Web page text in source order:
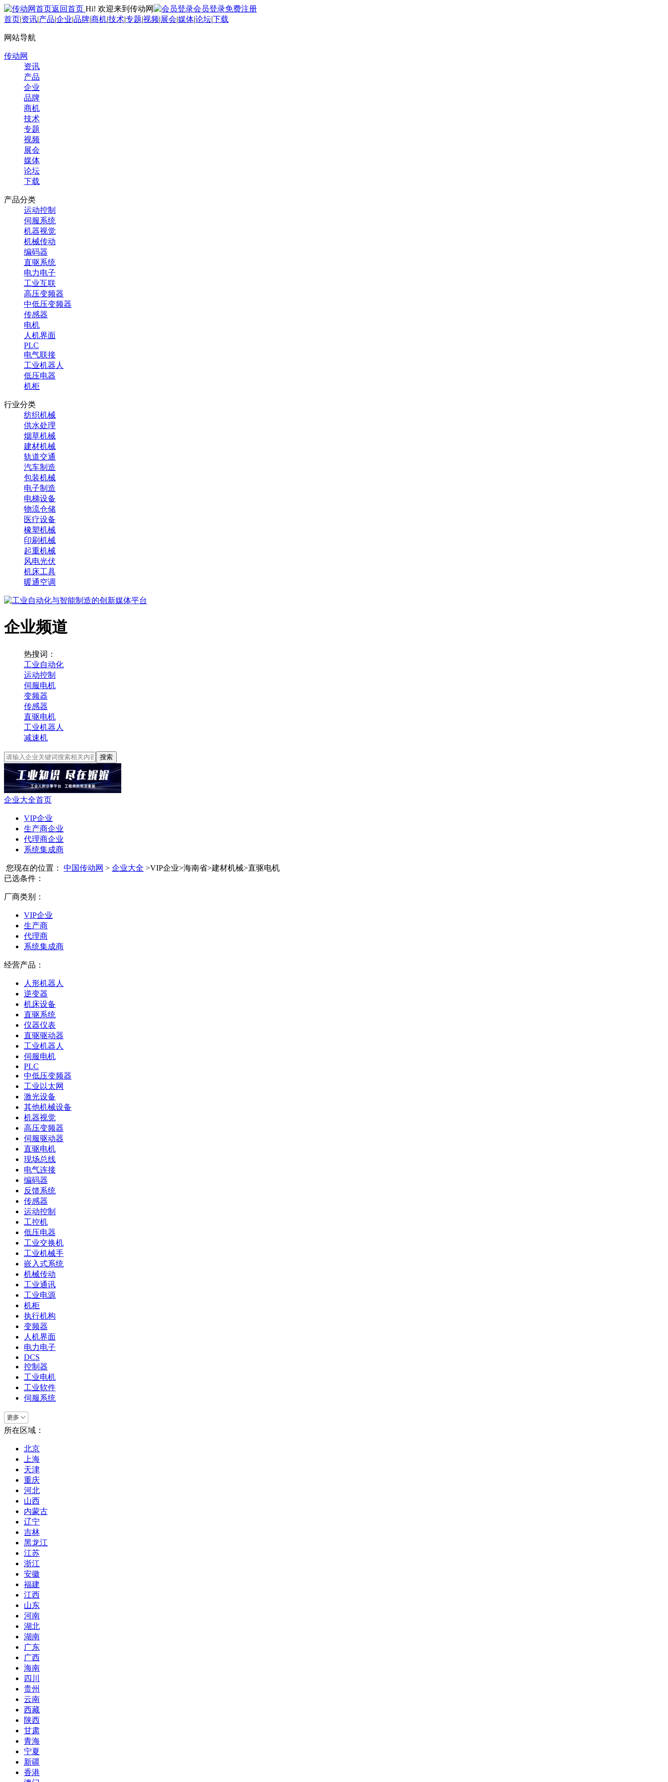
返回首页 Hi! 欢迎来到传动网 会员登录免费注册
首页|资讯|产品|企业|品牌|商机|技术|专题|视频|展会|媒体|论坛|下载
网站导航
传动网
资讯
产品
企业
品牌
商机
技术
专题
视频
展会
媒体
论坛
下载
产品分类
运动控制
伺服系统
机器视觉
机械传动
编码器
直驱系统
电力电子
工业互联
高压变频器
中低压变频器
传感器
电机
人机界面
PLC
电气联接
工业机器人
低压电器
机柜
行业分类
纺织机械
供水处理
烟草机械
建材机械
轨道交通
汽车制造
包装机械
电子制造
电梯设备
物流仓储
医疗设备
橡塑机械
印刷机械
起重机械
风电光伏
机床工具
暖通空调
企业频道
热搜词：
工业自动化
运动控制
伺服电机
变频器
传感器
直驱电机
工业机器人
减速机
搜索
企业大全首页
VIP企业
生产商企业
代理商企业
系统集成商
您现在的位置： 中国传动网 > 企业大全 >VIP企业>海南省>建材机械>直驱电机
已选条件：
厂商类别：
VIP企业
生产商
代理商
系统集成商
经营产品：
人形机器人
逆变器
机床设备
直驱系统
仪器仪表
直驱驱动器
工业机器人
伺服电机
PLC
中低压变频器
工业以太网
激光设备
其他机械设备
机器视觉
高压变频器
伺服驱动器
直驱电机
现场总线
电气连接
编码器
反馈系统
传感器
运动控制
工控机
低压电器
工业交换机
工业机械手
嵌入式系统
机械传动
工业通讯
工业电源
机柜
执行机构
变频器
人机界面
电力电子
DCS
控制器
工业电机
工业软件
伺服系统
所在区域：
北京
上海
天津
重庆
河北
山西
内蒙古
辽宁
吉林
黑龙江
江苏
浙江
安徽
福建
江西
山东
河南
湖北
湖南
广东
广西
海南
四川
贵州
云南
西藏
陕西
甘肃
青海
宁夏
新疆
香港